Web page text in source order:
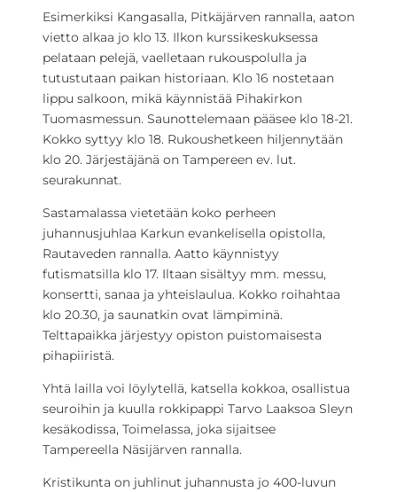
Esimerkiksi Kangasalla, Pitkäjärven rannalla, aaton
vietto alkaa jo klo 13. Ilkon kurssikeskuksessa
pelataan pelejä, vaelletaan rukouspolulla ja
tutustutaan paikan historiaan. Klo 16 nostetaan
lippu salkoon, mikä käynnistää Pihakirkon
Tuomasmessun. Saunottelemaan pääsee klo 18-21.
Kokko syttyy klo 18. Rukoushetkeen hiljennytään
klo 20. Järjestäjänä on Tampereen ev. lut.
seurakunnat.
Sastamalassa vietetään koko perheen
juhannusjuhlaa Karkun evankelisella opistolla,
Rautaveden rannalla. Aatto käynnistyy
futismatsilla klo 17. Iltaan sisältyy mm. messu,
konsertti, sanaa ja yhteislaulua. Kokko roihahtaa
klo 20.30, ja saunatkin ovat lämpiminä.
Telttapaikka järjestyy opiston puistomaisesta
pihapiiristä.
Yhtä lailla voi löylytellä, katsella kokkoa, osallistua
seuroihin ja kuulla rokkipappi Tarvo Laaksoa Sleyn
kesäkodissa, Toimelassa, joka sijaitsee
Tampereella Näsijärven rannalla.
Kristikunta on juhlinut juhannusta jo 400-luvun